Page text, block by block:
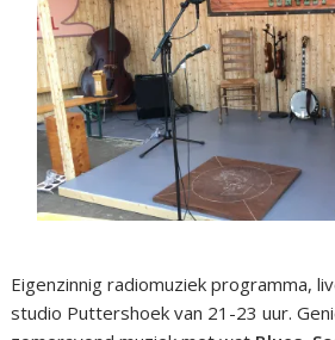
Eigenzinnig radiomuziek programma,
studio Puttershoek van 21-23 uur.